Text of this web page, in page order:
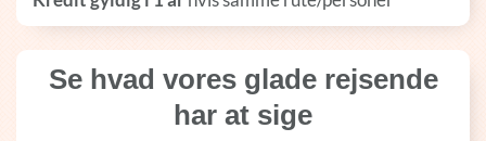
Se hvad vores glade rejsende
har at sige